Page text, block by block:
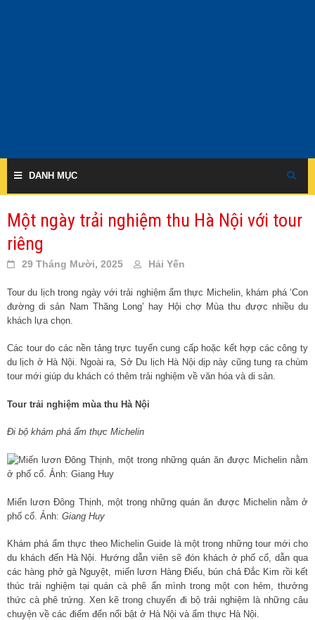
DANH MỤC
Một ngày trải nghiệm thu Hà Nội với tour
riêng
29 Tháng Mười, 2025 Hải Yến
Tour du lịch trong ngày với trải nghiệm ẩm thực Michelin, khám phá ‘Con
đường di sản Nam Thăng Long’ hay Hội chợ Mùa thu được nhiều du
khách lựa chọn.
Các tour do các nền tảng trực tuyến cung cấp hoặc kết hợp các công ty
du lịch ở Hà Nội. Ngoài ra, Sở Du lịch Hà Nội dịp này cũng tung ra chùm
tour mới giúp du khách có thêm trải nghiệm về văn hóa và di sản.
Tour trải nghiệm mùa thu Hà Nội
Đi bộ khám phá ẩm thực Michelin
Miến lươn Đông Thịnh, một trong những quán ăn được Michelin nằm ở
phố cổ. Ảnh: Giang Huy
Khám phá ẩm thực theo Michelin Guide là một trong những tour mới cho
du khách đến Hà Nội. Hướng dẫn viên sẽ đón khách ở phố cổ, dẫn qua
các hàng phở gà Nguyệt, miến lươn Hàng Điếu, bún chả Đắc Kim rồi kết
thúc trải nghiệm tại quán cà phê ẩn mình trong một con hẻm, thưởng
thức cà phê trứng. Xen kẽ trong chuyến đi bộ trải nghiệm là những câu
chuyện về các điểm đến nổi bật ở Hà Nội và ẩm thực Hà Nội.